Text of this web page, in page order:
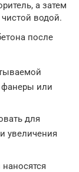
а затем
водой.
после
или
для
увеличения